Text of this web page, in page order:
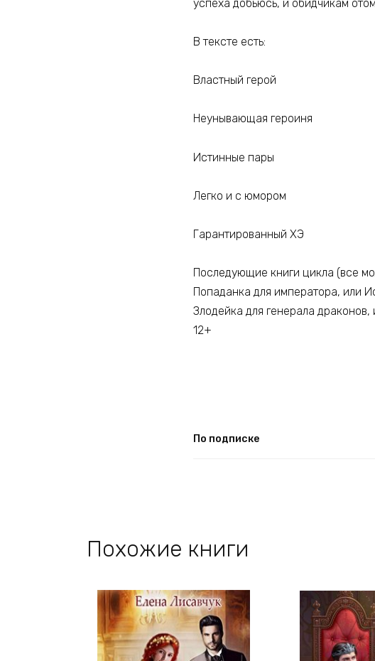
успеха добьюсь, и обидчикам
В тексте есть:
Властный герой
Неунывающая героиня
Истинные пары
Легко и с юмором
Гарантированный ХЭ
Последующие книги цикла (все
Попаданка для императора, или
Злодейка для генерала
12+
По подписке
Похожие книги